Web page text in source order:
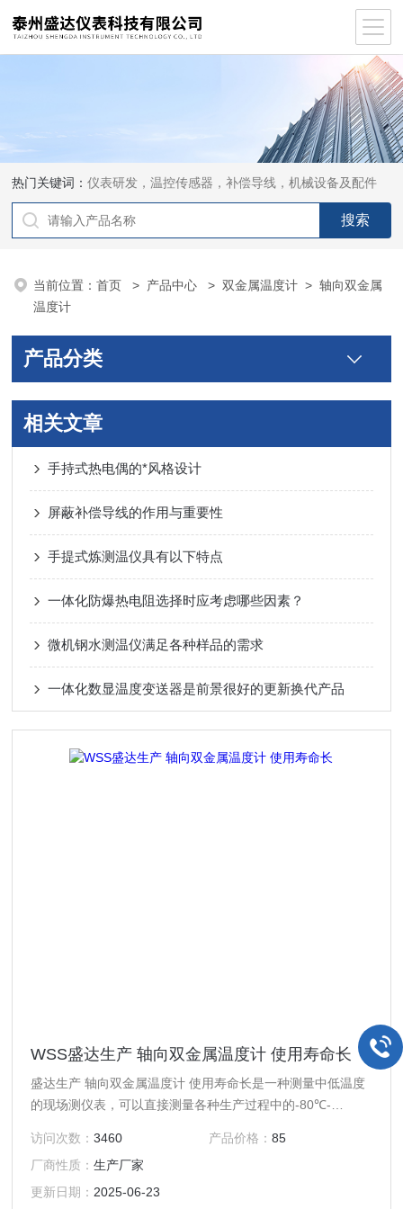
热门关键词：仪表研发，温控传感器，补偿导线，机械设备及配件
当前位置：首页 > 产品中心 >双金属温度计 >轴向双金属
温度计
产品分类
相关文章
手持式热电偶的*风格设计
屏蔽补偿导线的作用与重要性
手提式炼测温仪具有以下特点
一体化防爆热电阻选择时应考虑哪些因素？
微机钢水测温仪满足各种样品的需求
一体化数显温度变送器是前景很好的更新换代产品
WSS盛达生产 轴向双金属温度计 使用寿命长
盛达生产 轴向双金属温度计 使用寿命长是一种测量中低温度
的现场测仪表，可以直接测量各种生产过程中的-80℃-
访问次数：3460 产品价格： 85
厂商性质：生产厂家
更新日期： 2025-06-23